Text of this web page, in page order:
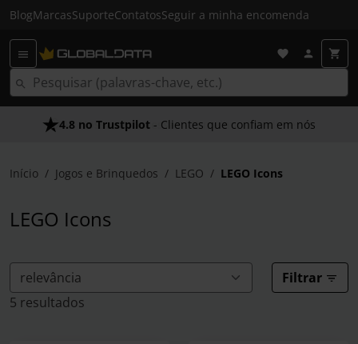
BlogMarcasSuporteContatosSeguir a minha encomenda
As Nossas Promessas- O melhor atendimento
4.8 no Trustpilot - Clientes que confiam em nós
Início Jogos e Brinquedos LEGO LEGO Icons
LEGO Icons
Filtrar
5 resultados